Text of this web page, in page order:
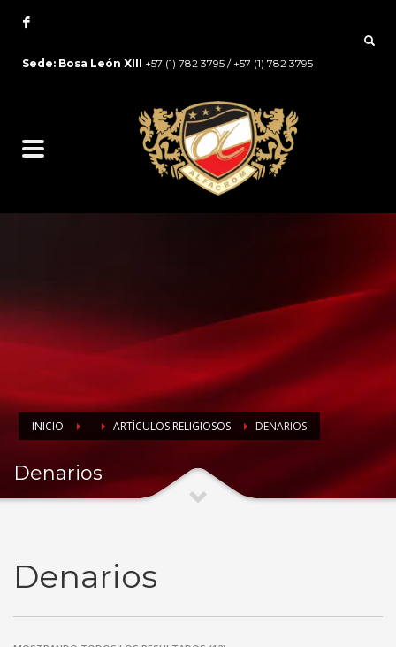
Sede: Bosa León XIII +57 (1) 782 3795 / +57 (1) 782 3795
INICIO ARTÍCULOS RELIGIOSOS DENARIOS
Denarios
Denarios